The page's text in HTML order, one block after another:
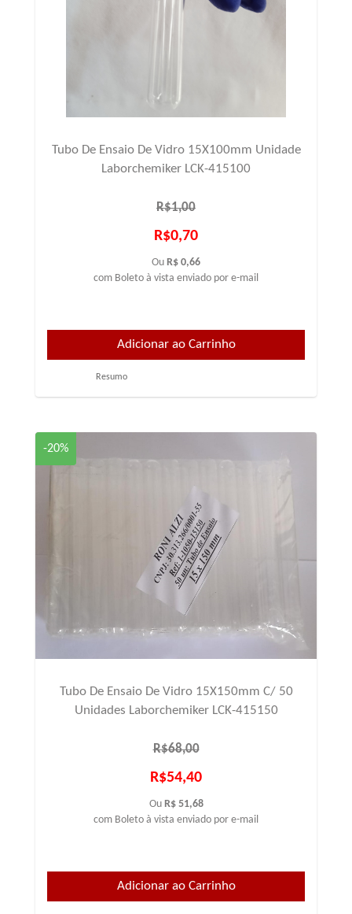
Tubo De Ensaio De Vidro 15X100mm Unidade
Laborchemiker LCK-415100
R$1,00
R$0,70
Ou R$ 0,66
com Boleto à vista enviado por e-mail
Resumo
-20%
Tubo De Ensaio De Vidro 15X150mm C/ 50
Unidades Laborchemiker LCK-415150
R$68,00
R$54,40
Ou R$ 51,68
com Boleto à vista enviado por e-mail